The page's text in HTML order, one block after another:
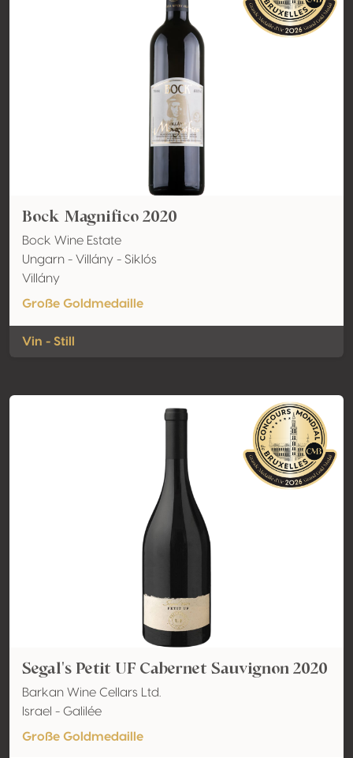
Bock Magnifico 2020
Bock Wine Estate
Ungarn - Villány - Siklós
Villány
Große Goldmedaille
Vin - Still
Segal's Petit UF Cabernet Sauvignon 2020
Barkan Wine Cellars Ltd.
Israel - Galilée
Große Goldmedaille